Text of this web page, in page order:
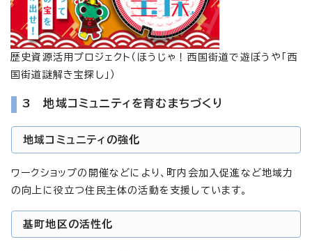
歴史資源活用プロジェクト（ほうじゃ！西国街道で遊ぼうや「西
国街道謎解き宝探し」）
3 地域コミュニティを育むまちづくり
地域コミュニティの強化
ワークショップの開催などにより、町内会加入促進など地域力
の向上に役立つ住民主体の活動を支援しています。
基町地区の活性化